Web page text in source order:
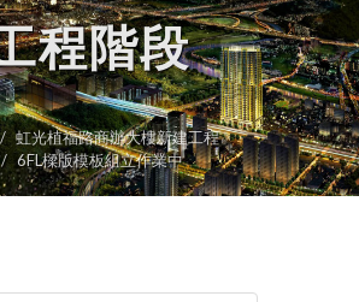
程階段
虹光植福路商辦大樓新建工程
6FL樑版模板組立作業中